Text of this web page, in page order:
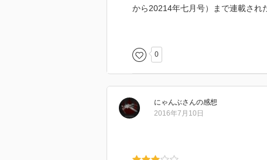
から20214年七月号）まで連載され
ソノラマ文庫版→ソノラマノベル
んだ原因。ソノラマノベルス版が2
ノラマノベルス版の続きを読んでし
0
にゃんぶさんの感想
2016年7月10日